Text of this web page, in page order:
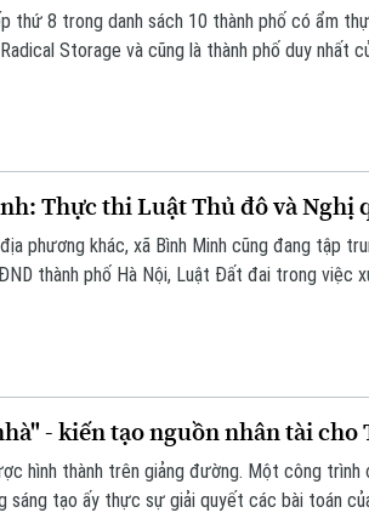
thứ 8 trong danh sách 10 thành phố có ẩm
Storage và cũng là thành phố duy nhất
Thực thi Luật Thủ đô và Nghị
phương khác, xã Bình Minh cũng đang tập
thành phố Hà Nội, Luật Đất đai trong việc
- kiến tạo nguồn nhân tài cho
hình thành trên giảng đường. Một công trình
sáng tạo ấy thực sự giải quyết các bài toán